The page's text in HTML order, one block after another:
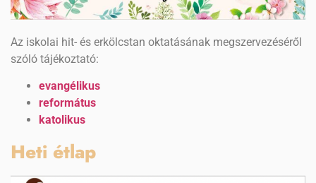
Az iskolai hit- és erkölcstan oktatásának megszervezéséről
szóló tájékoztató:
evangélikus
református
katolikus
Heti étlap